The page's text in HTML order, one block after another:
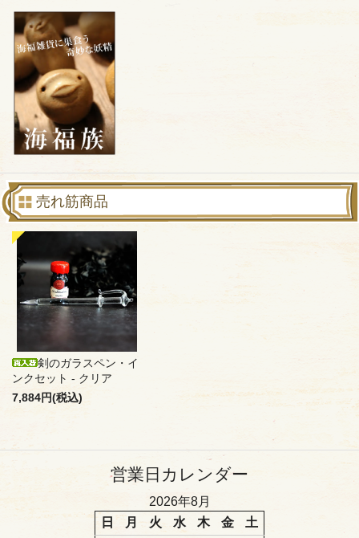
売れ筋商品
剣のガラスペン・イ
ンクセット - クリア
7,884円(税込)
営業日カレンダー
2026年8月
日
月 火 水 木 金
土